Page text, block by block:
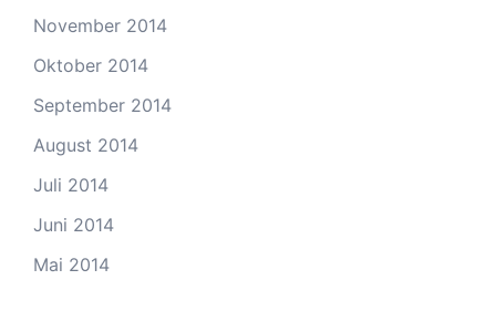
November 2014
Oktober 2014
September 2014
August 2014
Juli 2014
Juni 2014
Mai 2014